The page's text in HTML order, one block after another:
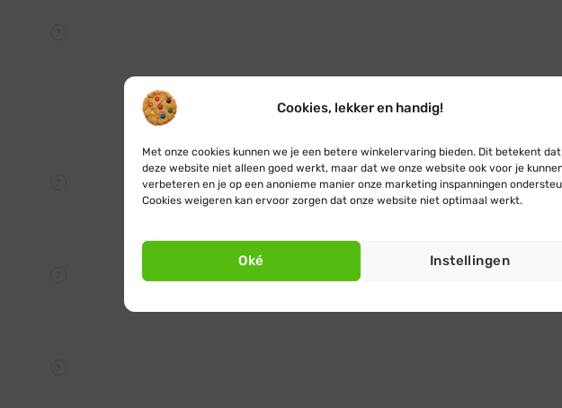
Cookies, lekker en handig!
Met onze cookies kunnen we je een betere winkelervaring bieden. Dit betekent dat
deze website niet alleen goed werkt, maar dat we onze website ook voor je
verbeteren en je op een anonieme manier onze marketing inspanningen
Cookies weigeren kan ervoor zorgen dat onze website niet optimaal werkt.
Oké Instellingen